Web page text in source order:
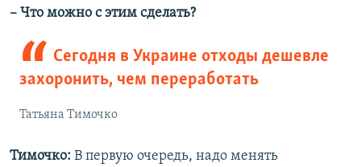
– Что можно с этим сделать?
Сегодня в Украине отходы дешевле
захоронить, чем переработать
Татьяна Тимочко
Тимочко: В первую очередь, надо менять